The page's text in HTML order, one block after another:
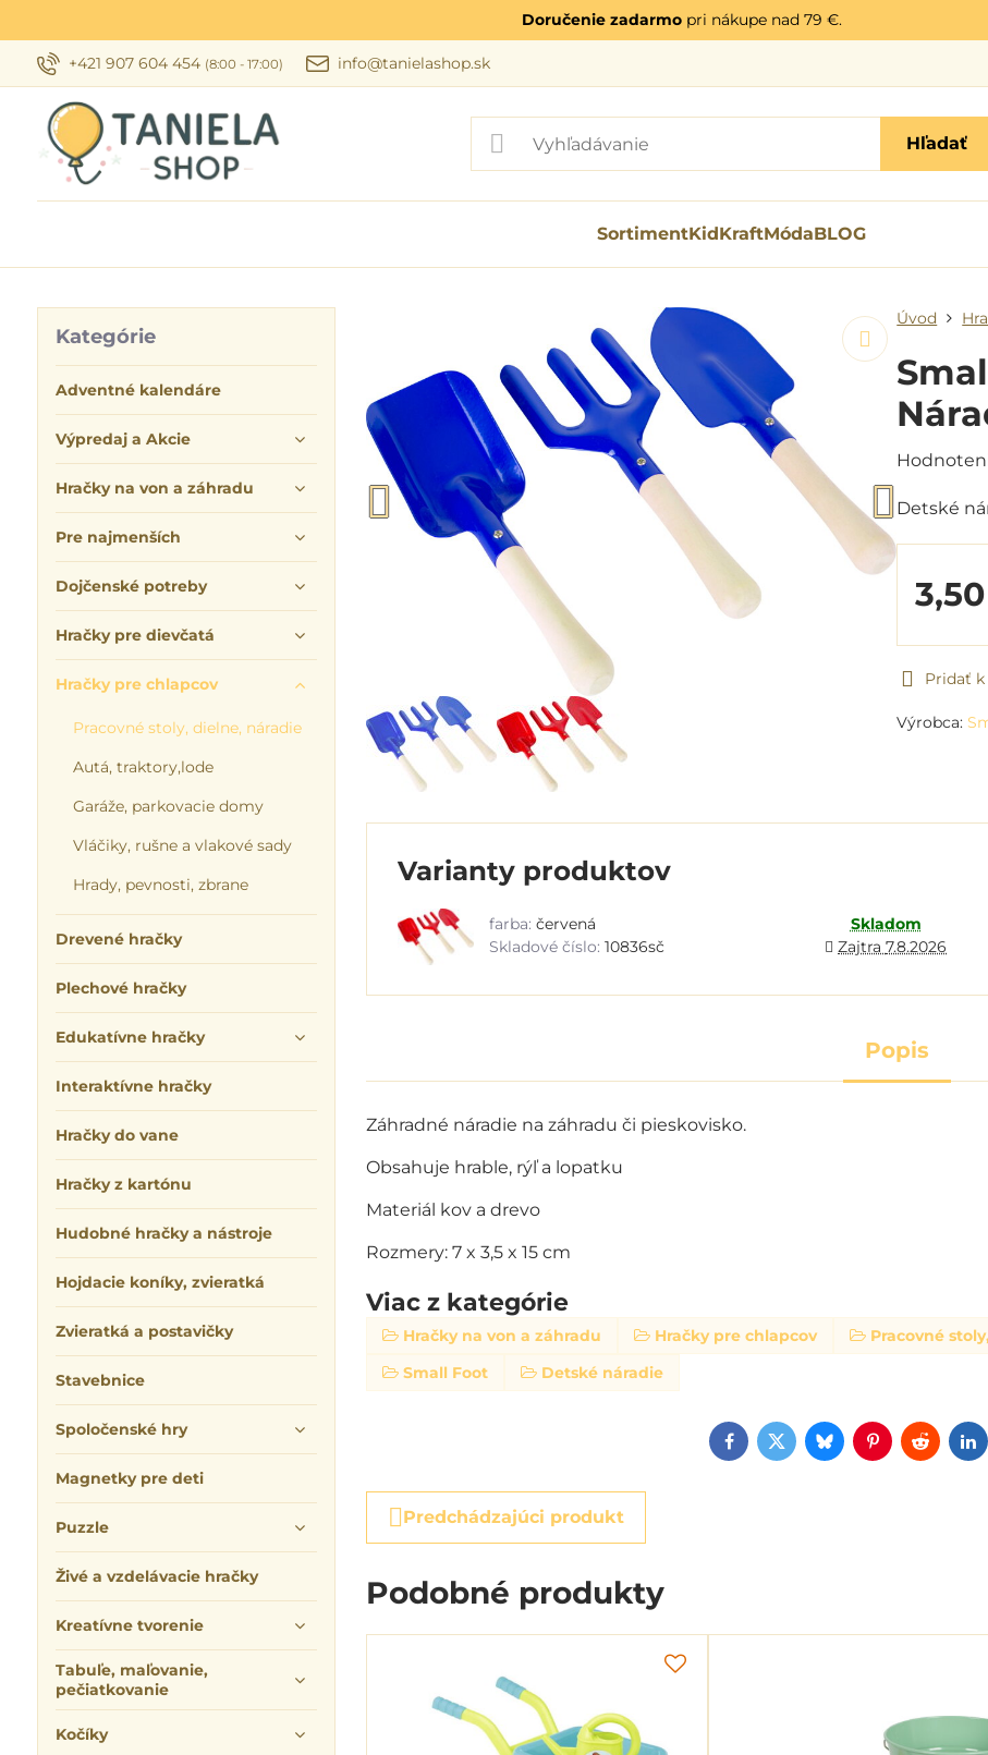
Doručenie zadarmopri nákupe nad 79 €.
+421 907 604 454 (8:00 - 17:00) info@tanielashop.sk
Hľadať
SortimentKidKraftMódaBLOG
Úvod
Detské
Pridať
Výrobca:
Varianty produktov
farba:červená
Skladové číslo:10836sč
Skladom
Zajtra7.8.2026
Popis
Záhradné náradie na záhradu či pieskovisko.
Obsahuje hrable, rýľ a lopatku
Materiál kov a drevo
Rozmery: 7 x 3,5 x 15 cm
Viac z kategórie
Hračky na von a záhradu Hračky pre chlapcov Pracovné
Small Foot
Detské náradie
Facebook
TwitterBlueskyPinterest
Reddit
Predchádzajúci produkt
Podobné produkty
Kategórie
Adventné kalendáre
Výpredaj a Akcie
Hračky na von a záhradu
Pre najmenších
Dojčenské potreby
Hračky pre dievčatá
Hračky pre chlapcov
Pracovné stoly, dielne, náradie
Autá, traktory,lode
Garáže, parkovacie domy
Vláčiky, rušne a vlakové sady
Hrady, pevnosti, zbrane
Drevené hračky
Plechové hračky
Edukatívne hračky
Interaktívne hračky
Hračky do vane
Hračky z kartónu
Hudobné hračky a nástroje
Hojdacie koníky, zvieratká
Zvieratká a postavičky
Stavebnice
Spoločenské hry
Magnetky pre deti
Puzzle
Živé a vzdelávacie hračky
Kreatívne tvorenie
Tabuľe, maľovanie,
pečiatkovanie
Kočíky